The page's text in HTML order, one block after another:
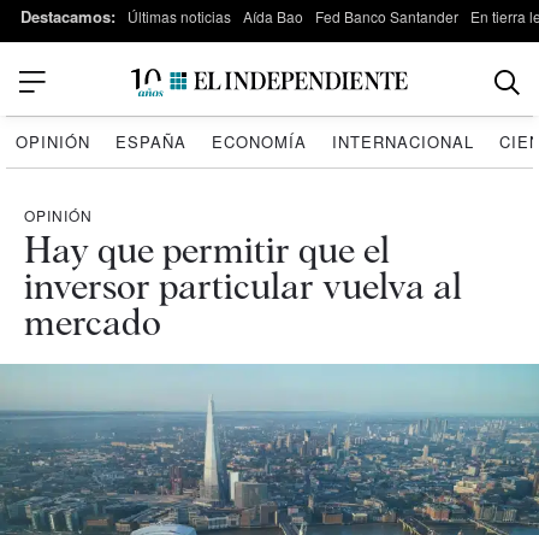
Destacamos: Últimas noticias Aída Bao Fed Banco Santander En tierra
OPINIÓN ESPAÑA ECONOMÍA INTERNACIONAL
OPINIÓN
Hay que permitir que el
inversor particular vuelva al
mercado